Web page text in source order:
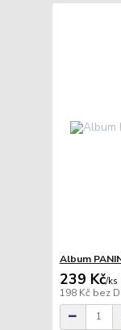
Album
239 Kč/ks
198 Kč bez